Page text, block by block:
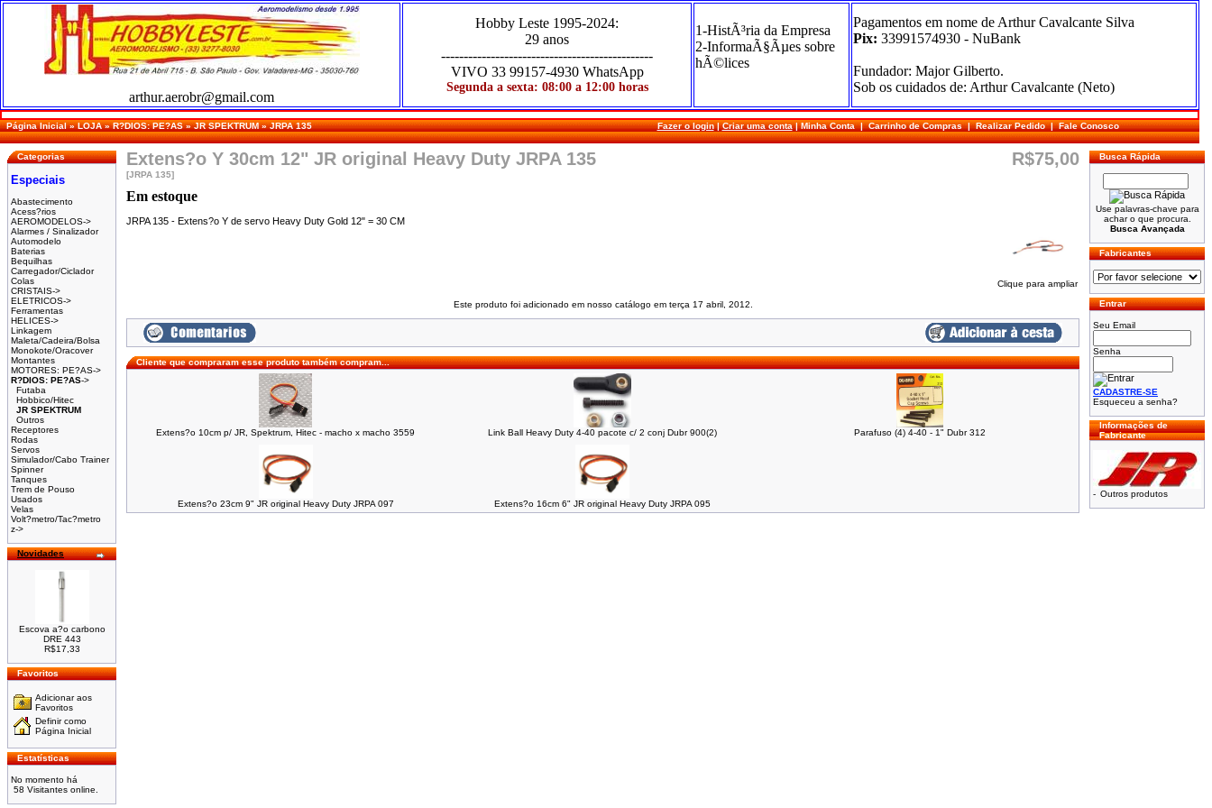
arthur.aerobr@gmail.com
Hobby Leste 1995-2024:
29 anos
-----------------------------------------------
VIVO 33 99157-4930 WhatsApp
Segunda a sexta: 08:00 a 12:00 horas
1-HistÃ³ria da Empresa
2-InformaÃ§Ãµes sobre
hÃ©lices
Pagamentos em nome de Arthur Cavalcante Silva
Pix: 33991574930 - NuBank
Fundador: Major Gilberto.
Sob os cuidados de: Arthur Cavalcante (Neto)
Página Inicial»LOJA»R?DIOS: PE?AS»JR SPEKTRUM»JRPA 135 Fazer o login|Criar uma conta|Minha Conta|Carrinho de Compras|Realizar Pedido|Fale Conosco
Categorias
Especiais
Abastecimento
Acess?rios
AEROMODELOS->
Alarmes / Sinalizador
Automodelo
Baterias
Bequilhas
Carregador/Ciclador
Colas
CRISTAIS->
ELETRICOS->
Ferramentas
HELICES->
Linkagem
Maleta/Cadeira/Bolsa
Monokote/Oracover
Montantes
MOTORES: PE?AS->
R?DIOS: PE?AS->
Futaba
Hobbico/Hitec
JR SPEKTRUM
Outros
Receptores
Rodas
Servos
Simulador/Cabo Trainer
Spinner
Tanques
Trem de Pouso
Usados
Velas
Volt?metro/Tac?metro
z->
Novidades
Escova a?o carbono
DRE 443
R$17,33
Favoritos
Adicionar aos
Favoritos
Definir como
Página Inicial
Estatísticas
No momento há
58 Visitantes online.
Extens?o Y 30cm 12" JR original Heavy Duty JRPA 135
[JRPA 135]
R$75,00
Em estoque
Clique para ampliar
JRPA 135 - Extens?o Y de servo Heavy Duty Gold 12" = 30 CM
Este produto foi adicionado em nosso catálogo em terça 17 abril, 2012.
Cliente que compraram esse produto também compram...
Extens?o 10cm p/ JR, Spektrum, Hitec - macho x macho 3559 Link Ball Heavy Duty 4-40 pacote c/ 2 conj Dubr 900(2) Parafuso (4) 4-40 - 1" Dubr 312
Extens?o 23cm 9" JR original Heavy Duty JRPA 097 Extens?o 16cm 6" JR original Heavy Duty JRPA 095
Busca Rápida
Use palavras-chave para
achar o que procura.
Busca Avançada
Fabricantes
Entrar
Seu Email
Senha
CADASTRE-SE
Esqueceu a senha?
Informações de
Fabricante
- Outros produtos